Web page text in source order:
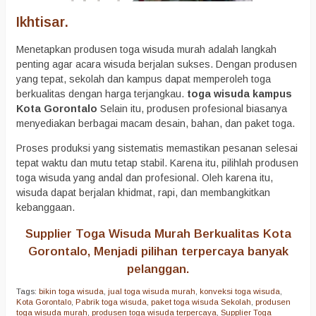
Ikhtisar.
Menetapkan produsen toga wisuda murah adalah langkah
penting agar acara wisuda berjalan sukses. Dengan produsen
yang tepat, sekolah dan kampus dapat memperoleh toga
berkualitas dengan harga terjangkau. toga wisuda kampus
Kota Gorontalo Selain itu, produsen profesional biasanya
menyediakan berbagai macam desain, bahan, dan paket toga.
Proses produksi yang sistematis memastikan pesanan selesai
tepat waktu dan mutu tetap stabil. Karena itu, pilihlah produsen
toga wisuda yang andal dan profesional. Oleh karena itu,
wisuda dapat berjalan khidmat, rapi, dan membangkitkan
kebanggaan.
Supplier Toga Wisuda Murah Berkualitas Kota
Gorontalo, Menjadi pilihan terpercaya banyak
pelanggan.
Tags: bikin toga wisuda jual toga wisuda murah konveksi toga wisuda
Kota Gorontalo Pabrik toga wisuda paket toga wisuda Sekolah produsen
toga wisuda murah produsen toga wisuda terpercaya Supplier Toga